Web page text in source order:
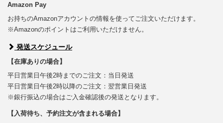
Amazon Pay
お持ちのAmazonアカウントの情報を使ってご注文いただけます。
※Amazonのポイントはご利用いただけません。
発送スケジュール
【在庫ありの場合】
平日営業日午後2時までのご注文：当日発送
平日営業日午後2時以降のご注文：翌営業日発送
※銀行振込の場合はご入金確認後の発送となります。
【入荷待ち、予約注文が含まれる場合】